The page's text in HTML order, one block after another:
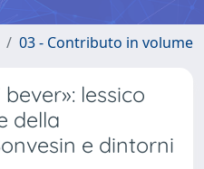
03 - Contributo in volume
lessico
della
e dintorni